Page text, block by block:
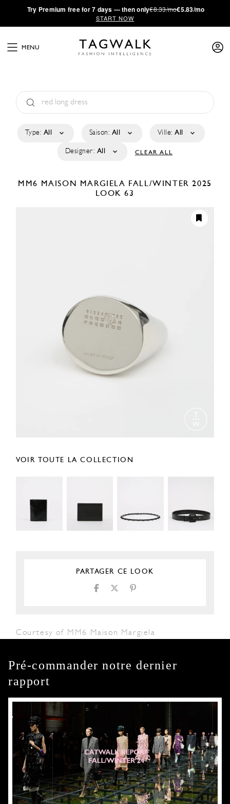
·Try Premium free for 7 days — then only€8.33/mo€5.83/mo
START NOW
MENU
Type: All Saison: All Ville: All
Designer: All CLEAR ALL
MM6 MAISON MARGIELA FALL/WINTER 2025
LOOK 63
VOIR TOUTE LA COLLECTION
PARTAGER CE LOOK
Courtesy of MM6 Maison Margiela
Pré-commander notre dernier
rapport